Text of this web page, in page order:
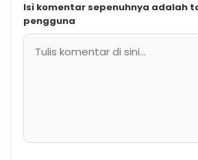
Isi komentar sepenuhnya adalah
pengguna